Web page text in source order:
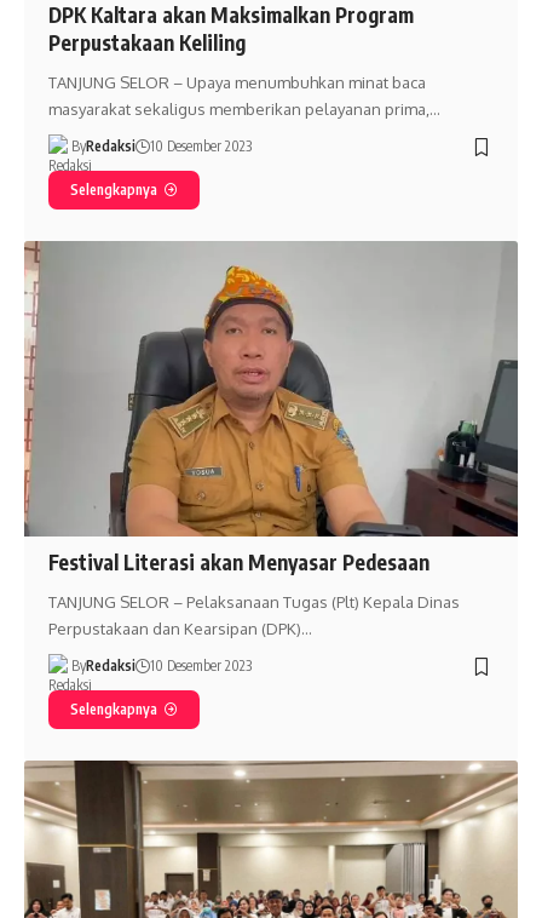
DPK Kaltara akan Maksimalkan Program
Perpustakaan Keliling
TANJUNG SELOR – Upaya menumbuhkan minat baca
masyarakat sekaligus memberikan pelayanan prima,…
ByRedaksi 10 Desember 2023
Selengkapnya
Festival Literasi akan Menyasar Pedesaan
TANJUNG SELOR – Pelaksanaan Tugas (Plt) Kepala Dinas
Perpustakaan dan Kearsipan (DPK)…
ByRedaksi 10 Desember 2023
Selengkapnya